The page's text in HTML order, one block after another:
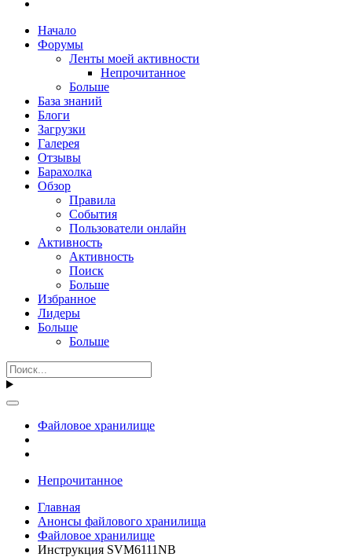
Начало
Форумы
Ленты моей активности
Непрочитанное
Больше
База знаний
Блоги
Загрузки
Галерея
Отзывы
Барахолка
Обзор
Правила
События
Пользователи онлайн
Активность
Активность
Поиск
Больше
Избранное
Лидеры
Больше
Больше
Файловое хранилище
Непрочитанное
Главная
Анонсы файлового хранилища
Файловое хранилище
Инструкция SVM6111NB